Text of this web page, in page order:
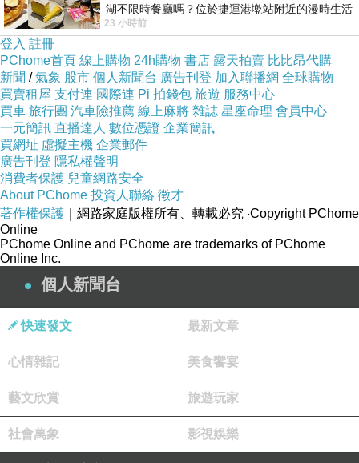
湖不限時餐廳嗎？位於捷運港墘站附近的漫時生活
內湖店，從捷運站步行約4分鐘即可抵
23 小時前
登入 註冊
PChome首頁 線上購物 24h購物 書店 露天拍賣 比比昂代購
新聞 /氣象 股市 個人新聞台 廣告刊登 加入聯播網 全球購物
買賣租屋 支付連 國際連 Pi 拍錢包 旅遊 服務中心
買車 旅行團 汽車險推薦 線上麻將 雜誌 星座命理 會員中心
一元簡訊 直播達人 數位憑證 企業簡訊
買網址 虛擬主機 企業郵件
廣告刊登 隱私權聲明
消費者保護 兒童網路安全
About PChome 投資人聯絡 徵才
著作權保護 ｜網路家庭版權所有、轉載必究 ‧Copyright PChome
Online
PChome Online and PChome are trademarks of PChome
Online Inc.
個人新聞台
快速發文 最新文章
心情雜記 美食饗宴
藝文欣賞 旅遊玩家
社會萬象 影視娛樂